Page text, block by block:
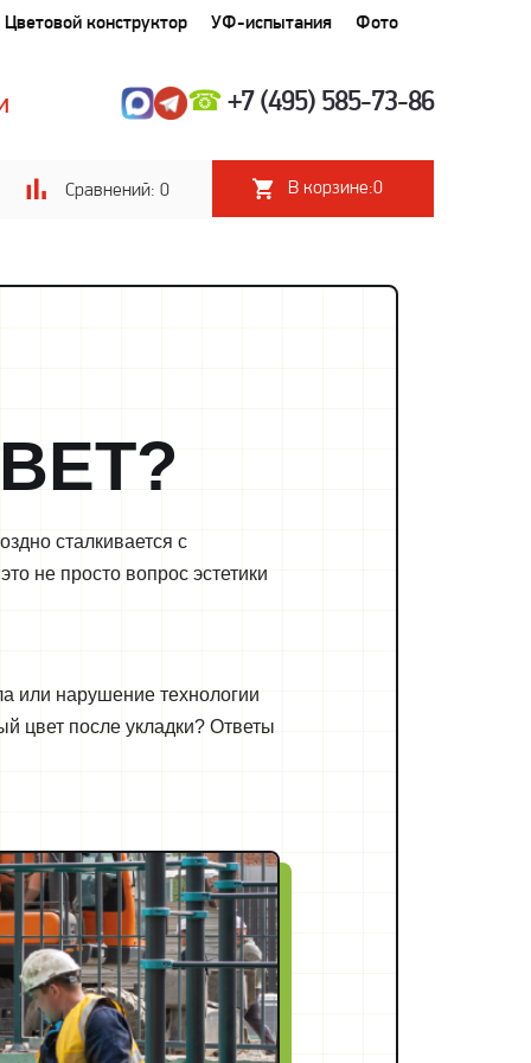
Цветовой конструктор УФ-испытания Фото
☎ +7 (495) 585-73-86
Сравнений: 0 В корзине:0
сталкивается с
не просто вопрос эстетики
или нарушение технологии
цвет после укладки? Ответы